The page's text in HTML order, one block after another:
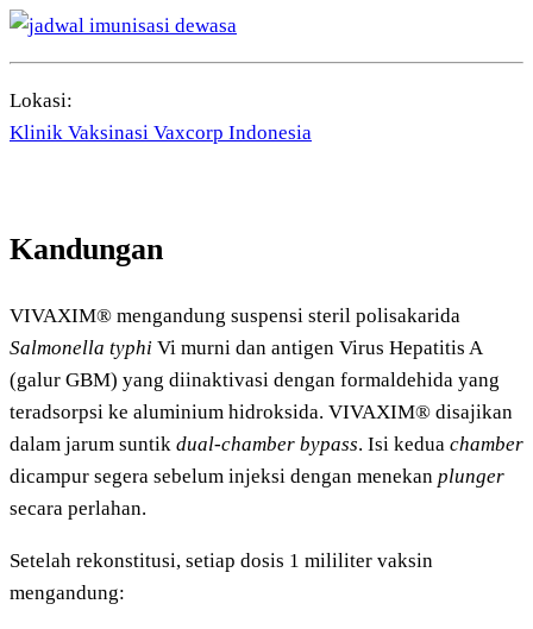
Lokasi:
Klinik Vaksinasi Vaxcorp Indonesia
Kandungan
VIVAXIM® mengandung suspensi steril polisakarida
Salmonella typhi Vi murni dan antigen Virus Hepatitis A
(galur GBM) yang diinaktivasi dengan formaldehida yang
teradsorpsi ke aluminium hidroksida. VIVAXIM® disajikan
dalam jarum suntik dual-chamber bypass. Isi kedua chamber
dicampur segera sebelum injeksi dengan menekan plunger
secara perlahan.
Setelah rekonstitusi, setiap dosis 1 mililiter vaksin
mengandung: